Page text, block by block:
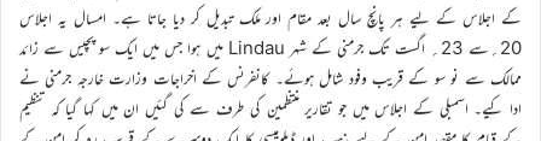
کے اجلاس کے لیے ہر پانچ سال بعد مقام اور ملک تبدیل کر دیا جاتا ہے۔ امسال یہ اجلاس
20؍سے 23؍ اگست تک جرمنی کے شہر Lindau میں ہوا جس میں ایک سو پچیس سے زائد
ممالک سے نو سو کے قریب وفود شامل ہوئے۔ کانفرنس کے اخراجات وزارت خارجہ جرمنی نے
ادا کیے۔ اسمبلی کے اجلاس میں جو تقاریر منتظمین کی طرف سے کی گئیں ان میں کہا گیا کہ تنظیم